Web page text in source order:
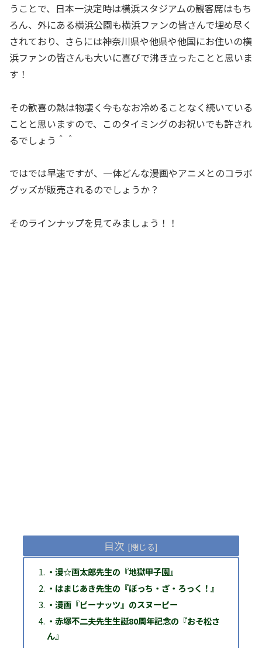
うことで、日本一決定時は横浜スタジアムの観客席はもち
ろん、外にある横浜公園も横浜ファンの皆さんで埋め尽く
されており、さらには神奈川県や他県や他国にお住いの横
浜ファンの皆さんも大いに喜びで沸き立ったことと思いま
す！
その歓喜の熱は物凄く今もなお冷めることなく続いている
ことと思いますので、このタイミングのお祝いでも許され
るでしょう＾＾
ではでは早速ですが、一体どんな漫画やアニメとのコラボ
グッズが販売されるのでしょうか？
そのラインナップを見てみましょう！！
目次
・漫☆画太郎先生の『地獄甲子園』
・はまじあき先生の『ぼっち・ざ・ろっく！』
・漫画『ピーナッツ』のスヌーピー
・赤塚不二夫先生生誕80周年記念の『おそ松さ
ん』